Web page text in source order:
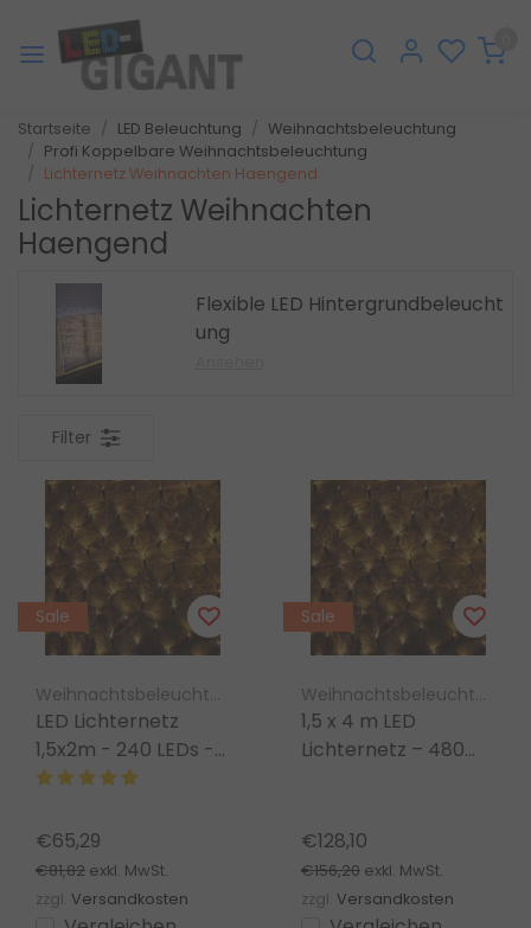
Startseite LED Beleuchtung
Weihnachtsbeleuchtung
Profi Koppelbare Weihnachtsbeleuchtung
Lichternetz Weihnachten Haengend
Lichternetz Weihnachten
Haengend
Flexible LED Hintergrundbeleucht
ung
Filter
Sale
Weihnachtsbeleuchtung Luksus
LED Lichternetz
1,5x2m - 240 LEDs -
Warmweiß - IP67
LUKSUS
€65,29
€81,82 exkl. MwSt.
zzgl. Versandkosten
Sale
Weihnachtsbeleuchtung Luksus
1,5 x 4 m LED
Lichternetz – 480
PRO LUKSUS
€128,10
€156,20 exkl. MwSt.
zzgl. Versandkosten